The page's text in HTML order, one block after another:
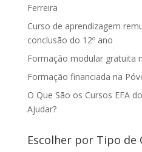
Ferreira
Curso de aprendizagem
conclusão do 12º ano
Formação modular gratuita
Formação financiada na
O Que São os Cursos EFA
Ajudar?
Escolher por Tipo